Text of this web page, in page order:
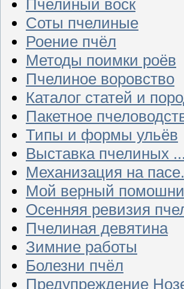
Пчелиный воск
Соты пчелиные
Роение пчёл
Методы поимки роёв
Пчелиное воровство
Каталог статей и
Пакетное
Типы и формы ульёв
Выставка пчелиных ...
Механизация на
Мой верный
Осенняя ревизия
Пчелиная девятина
Зимние работы
Болезни пчёл
Предупреждение